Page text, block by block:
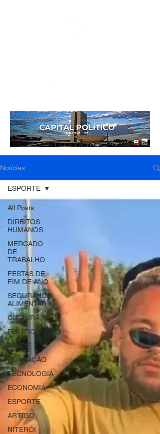
Notícias
All Posts
DIREITOS
HUMANOS
MERCADO
DE
TRABALHO
FESTAS DE
FIM DE ANO
SEGURANÇA
ALIMENTAR
CULTURA
POLÍTICA
SAÚDE
EDUCAÇÃO
TECNOLOGIA
ECONOMIA
ESPORTE
ARTIGO
NITERÓI
ESPORTE